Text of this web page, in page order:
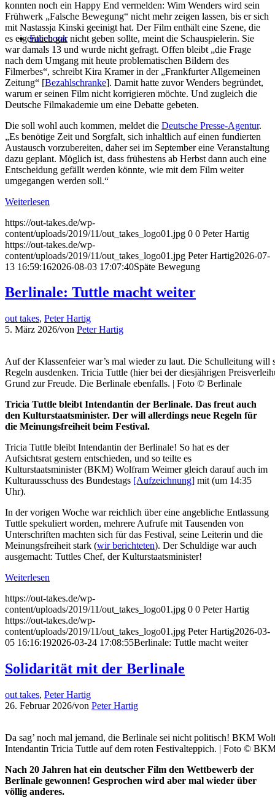
Facebook
konnten noch ein Happy End vermelden: Wim Wenders wird sein
Frühwerk „Falsche Bewegung“ nicht mehr zeigen lassen, bis er sich
mit Nastassja Kinski geeinigt hat. Der Film enthält eine Szene, die
es eigentlich gar nicht geben sollte, meint die Schauspielerin. Sie
war damals 13 und wurde nicht gefragt. Offen bleibt „die Frage
nach dem Umgang mit heute problematischen Bildern des
Filmerbes“, schreibt Kira Kramer in der „Frankfurter Allgemeinen
Zeitung“ [Bezahlschranke]. Damit hatte zuvor Wenders begründet,
warum er seinen Film nicht korrigieren möchte. Und zugleich die
Deutsche Filmakademie um eine Debatte gebeten.
Die soll wohl auch kommen, meldet die Deutsche Presse-Agentur.
„Es benötige Zeit und Sorgfalt, sich inhaltlich auf einen fundierten
Austausch vorzubereiten, daher sei im September eine Veranstaltung
dazu geplant. Möglich ist, dass frühestens ab Herbst dann auch eine
Entscheidung gefällt werden könnte, wie mit dem Film weiter
umgegangen werden soll.“
Weiterlesen
https://out-takes.de/wp-
content/uploads/2019/11/out_takes_logo01.jpg 0 0 Peter Hartig
https://out-takes.de/wp-
content/uploads/2019/11/out_takes_logo01.jpg Peter Hartig2026-07-
13 16:59:162026-08-03 17:07:40Späte Bewegung
Berlinale: Tuttle macht weiter
out takes, Peter Hartig
5. März 2026/von Peter Hartig
Auf der Klassenfeier war’s mal wieder zu laut. Die Schulleitung will
Regeln ausdenken. Tricia Tuttle (hier bei der diesjährigen
Grund zur Freude. Die Berlinale ebenfalls. | Foto © Berlinale
Tricia Tuttle bleibt Intendantin der Berlinale. Das freut auch
den Kulturstaatsminister. Der will allerdings neue Regeln für
die Meinungsfreiheit beim Festival.
Tricia Tuttle bleibt Intendantin der Berlinale! So hat es der
Aufsichtsrat gestern entschieden, und so teilte es
Kulturstaatsminister (BKM) Wolfram Weimer gleich darauf auch im
Kulturausschuss des Bundestags [Aufzeichnung] mit (um 14:35
Uhr).
In der vorigen Woche war reichlich über eine angebliche Entlassung
Tuttle spekuliert worden, mehrere Aufrufe mit Tausenden von
Unterschriften machten sich für das Festival, seine Leiterin und die
Meinungsfreiheit stark (wir berichteten). Der Schuldige war auch
ausgemacht: Tuttles Chef, der Kulturstaatsminister!
Weiterlesen
https://out-takes.de/wp-
content/uploads/2019/11/out_takes_logo01.jpg 0 0 Peter Hartig
https://out-takes.de/wp-
content/uploads/2019/11/out_takes_logo01.jpg Peter Hartig2026-03-
05 16:16:192026-03-24 17:08:55Berlinale: Tuttle macht weiter
Solidarität mit der Berlinale
out takes, Peter Hartig
26. Februar 2026/von Peter Hartig
Da sag’ noch mal jemand, die Berlinale sei nicht politisch! BKM
Intendantin Tricia Tuttle auf dem roten Festivalteppich. | Foto ©
Nach 20 Jahren hat ein deutscher Film den Wettbewerb der
Berlinale gewonnen! Gesprochen wird aber mal wieder über
völlig anderes.